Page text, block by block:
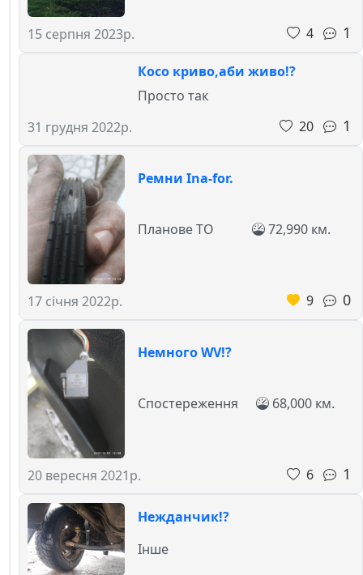
15 серпня 2023р. 4 1
Косо криво,аби живо!?
31 грудня 2022р.
Просто так
20
1
Ремни Ina-for.
17 січня 2022р.
Планове ТО 72,990 км.
9 0
Немного WV!?
20 вересня 2021р.
Спостереження 68,000 км.
6 1
Нежданчик!?
Інше